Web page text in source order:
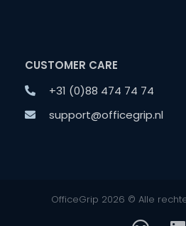
CUSTOMER CARE
+31 (0)88 474 74 74
support@officegrip.nl
OfficeGrip 2026 © Alle